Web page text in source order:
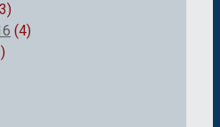
(4)